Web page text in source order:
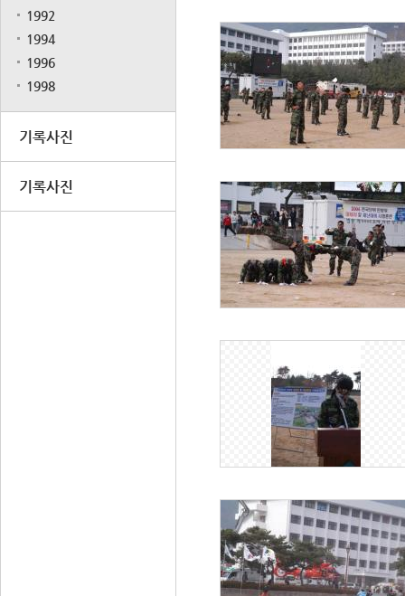
1992
1994
1996
1998
기록사진
기록사진